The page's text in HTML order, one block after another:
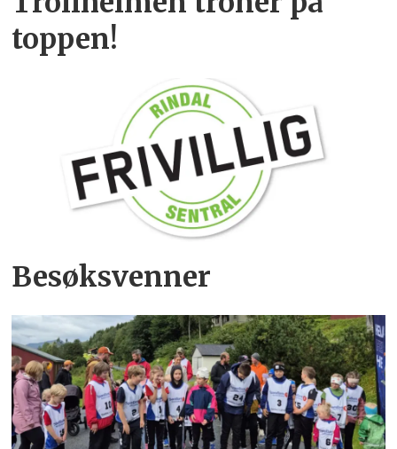
toppen!
Besøksvenner